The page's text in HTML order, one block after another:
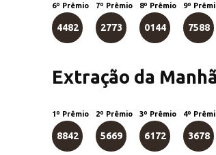
6º Prêmio
4482
7º Prêmio
2773
8º Prêmio
0144
9º
7588
Extração da
1º Prêmio
8842
2º Prêmio
5669
3º Prêmio
6172
4º
3678